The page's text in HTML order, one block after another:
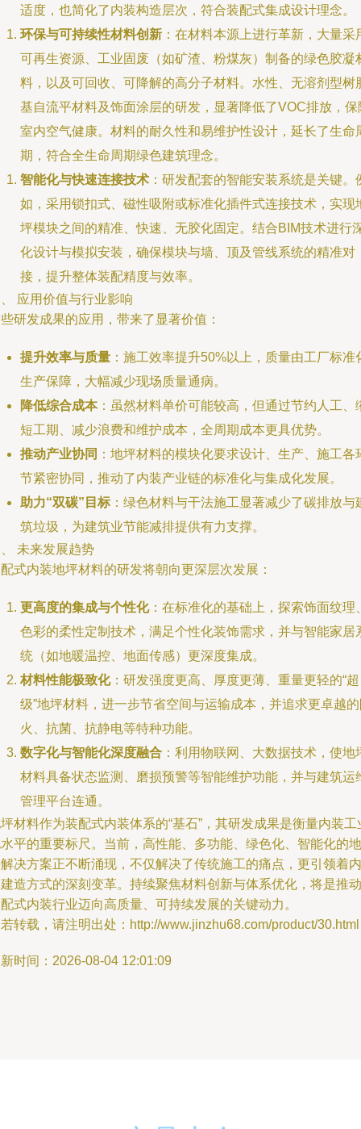
适度，也简化了内装构造层次，符合装配式集成设计理念。
环保与可持续性材料创新 ：在材料本源上进行革新，大量采
可再生资源、工业固废（如矿渣、粉煤灰）制备的绿色胶凝
料，以及可回收、可降解的高分子材料。水性、无溶剂型树
基自流平材料及饰面涂层的研发，显著降低了VOC排放，保
室内空气健康。材料的耐久性和易维护性设计，延长了生命
期，符合全生命周期绿色建筑理念。
智能化与快速连接技术 ：研发配套的智能安装系统是关键。
如，采用锁扣式、磁性吸附或标准化插件式连接技术，实现
坪模块之间的精准、快速、无胶化固定。结合BIM技术进行
化设计与模拟安装，确保模块与墙、顶及管线系统的精准对
接，提升整体装配精度与效率。
应用价值与行业影响
研发成果的应用，带来了显著价值：
提升效率与质量 ：施工效率提升50%以上，质量由工厂标准
生产保障，大幅减少现场质量通病。
降低综合成本：虽然材料单价可能较高，但通过节约人工、
短工期、减少浪费和维护成本，全周期成本更具优势。
推动产业协同 ：地坪材料的模块化要求设计、生产、施工各
节紧密协同，推动了内装产业链的标准化与集成化发展。
助力“双碳”目标：绿色材料与干法施工显著减少了碳排放与
筑垃圾，为建筑业节能减排提供有力支撑。
未来发展趋势
式内装地坪材料的研发将朝向更深层次发展：
更高度的集成与个性化：在标准化的基础上，探索饰面纹理
色彩的柔性定制技术，满足个性化装饰需求，并与智能家居
统（如地暖温控、地面传感）更深度集成。
材料性能极致化：研发强度更高、厚度更薄、重量更轻的“超
级”地坪材料，进一步节省空间与运输成本，并追求更卓越
火、抗菌、抗静电等特种功能。
数字化与智能化深度融合 ：利用物联网、大数据技术，使地
材料具备状态监测、磨损预警等智能维护功能，并与建筑运
管理平台连通。
材料作为装配式内装体系的“基石”，其研发成果是衡量内装工
平的重要标尺。当前，高性能、多功能、绿色化、智能化的地
决方案正不断涌现，不仅解决了传统施工的痛点，更引领着内
造方式的深刻变革。持续聚焦材料创新与体系优化，将是推动
式内装行业迈向高质量、可持续发展的关键动力。
转载，请注明出处：http://www.jinzhu68.com/product/30.html
时间：2026-08-04 12:01:09